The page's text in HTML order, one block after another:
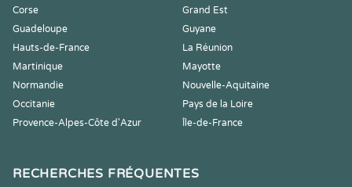
Corse
Grand Est
Guadeloupe
Guyane
Hauts-de-France
La Réunion
Martinique
Mayotte
Normandie
Nouvelle-Aquitaine
Occitanie
Pays de la Loire
Provence-Alpes-Côte d'Azur
Île-de-France
RECHERCHES FRÉQUENTES